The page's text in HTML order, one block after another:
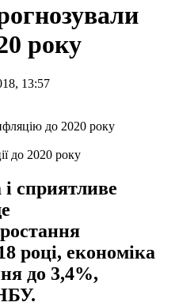
року
13:57
до 2020 року
сприятливе
році, економіка
до 3,4%,